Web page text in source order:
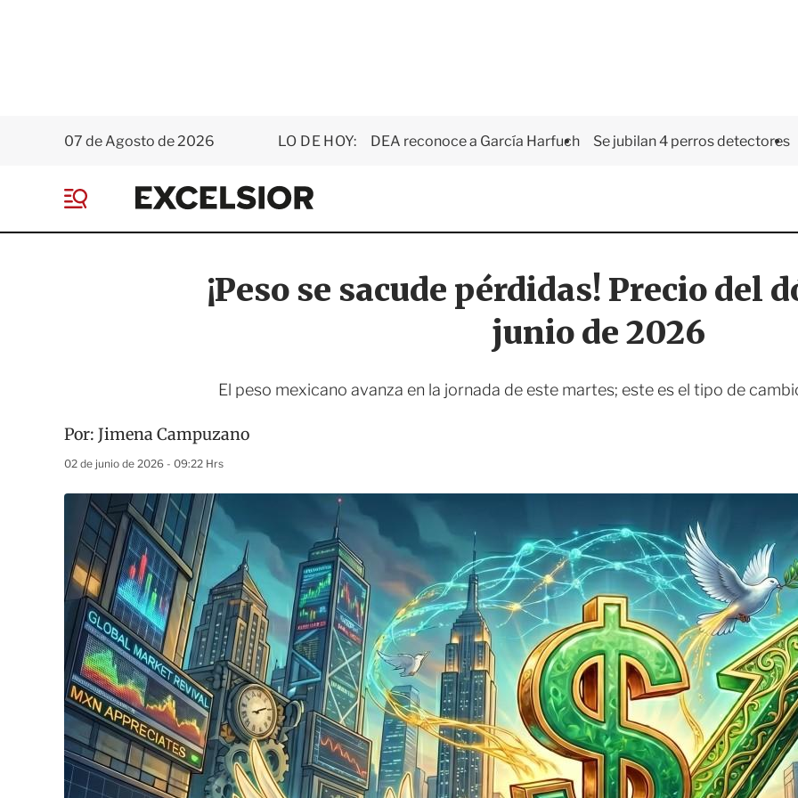
07 de Agosto de 2026 LO DE HOY: DEA reconoce a García Harfuch Se jubilan 4 perros detectores
E
x
e
i
o
e
¡Peso se sacude pérdidas! Precio del
junio de 2026
El peso mexicano avanza en la jornada de este martes; este es el tipo de
Por: Jimena Campuzano
02 de junio de 2026 - 09:22 Hrs